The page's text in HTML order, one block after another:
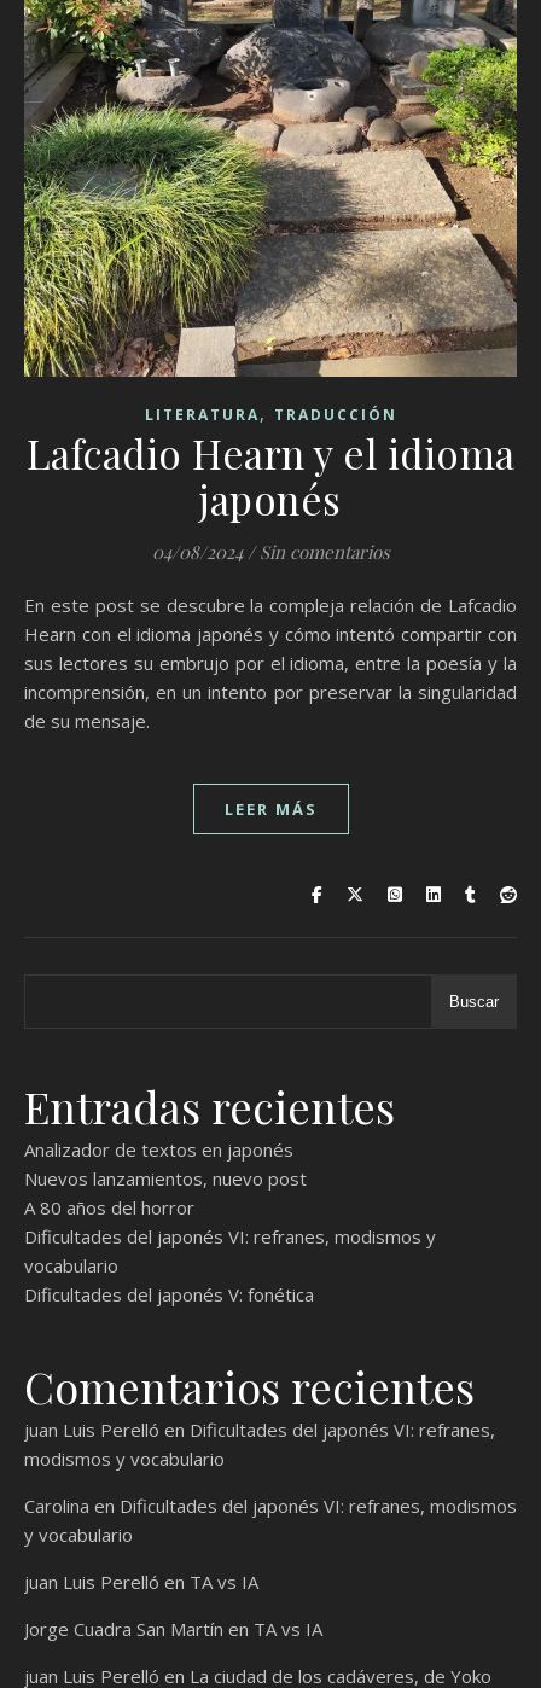
LITERATURA, TRADUCCIÓN
Lafcadio Hearn y el idioma
japonés
04/08/2024 / Sin comentarios
En este post se descubre la compleja relación de Lafcadio
Hearn con el idioma japonés y cómo intentó compartir con
sus lectores su embrujo por el idioma, entre la poesía y la
incomprensión, en un intento por preservar la singularidad
de su mensaje.
LEER MÁS
Buscar
Entradas recientes
Analizador de textos en japonés
Nuevos lanzamientos, nuevo post
A 80 años del horror
Dificultades del japonés VI: refranes, modismos y
vocabulario
Dificultades del japonés V: fonética
Comentarios recientes
juan Luis Perelló en Dificultades del japonés VI: refranes,
modismos y vocabulario
Carolina en Dificultades del japonés VI: refranes, modismos
y vocabulario
juan Luis Perelló en TA vs IA
Jorge Cuadra San Martín en TA vs IA
juan Luis Perelló en La ciudad de los cadáveres, de Yoko